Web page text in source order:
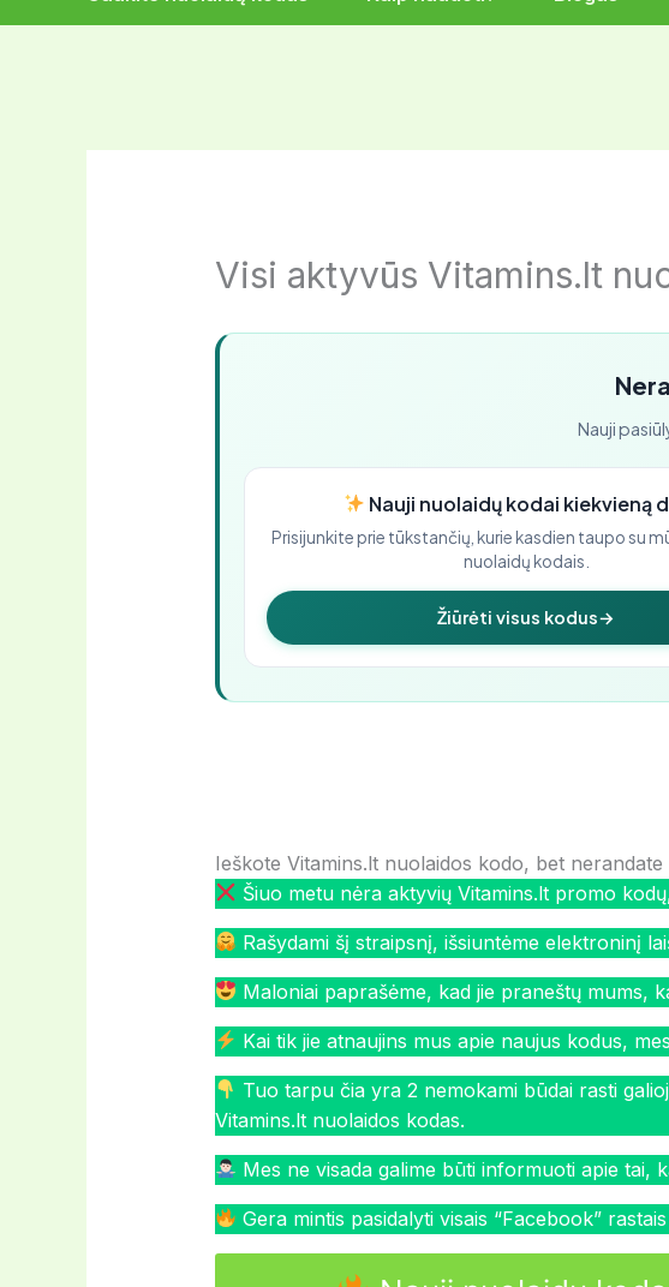
Visi aktyvūs Vitamins.lt
Nauji
Nauji nuolaidų kodai kiekvieną
Prisijunkite prie tūkstančių, kurie kasdien taupo su
nuolaidų kodais.
Žiūrėti visus kodus→
Ieškote Vitamins.lt nuolaidos kodo, bet nerandate
Šiuo metu nėra aktyvių Vitamins.lt promo
Rašydami šį straipsnį, išsiuntėme elektroninį
Maloniai paprašėme, kad jie praneštų mums,
Kai tik jie atnaujins mus apie naujus kodus,
Tuo tarpu čia yra 2 nemokami būdai rasti
Vitamins.lt nuolaidos kodas.
Mes ne visada galime būti informuoti apie tai,
Gera mintis pasidalyti visais “Facebook”